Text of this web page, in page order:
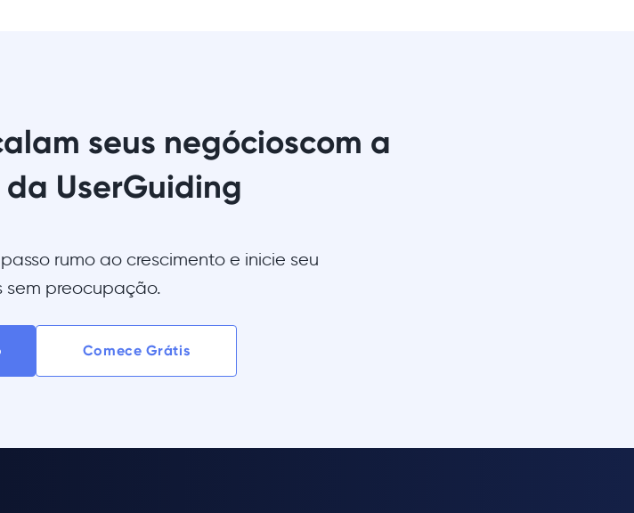
seus negócioscom a
UserGuiding
rumo ao crescimento e inicie seu
sem preocupação.
Comece Grátis